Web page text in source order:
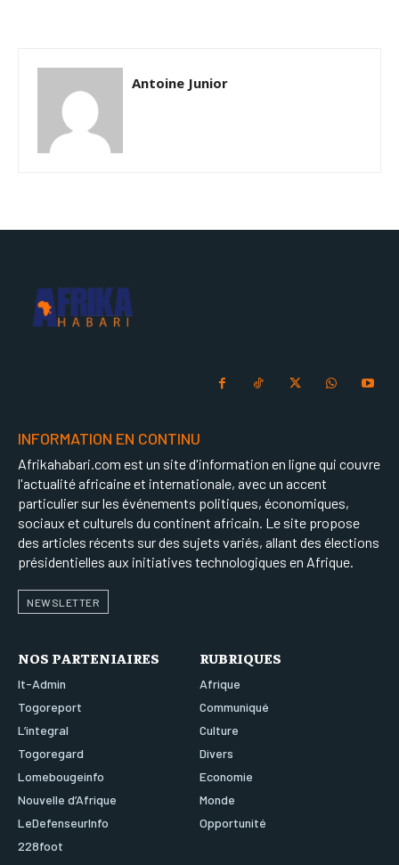
Antoine Junior
INFORMATION EN CONTINU
Afrikahabari.com est un site d'information en ligne qui couvre
l'actualité africaine et internationale, avec un accent
particulier sur les événements politiques, économiques,
sociaux et culturels du continent africain. Le site propose
des articles récents sur des sujets variés, allant des élections
présidentielles aux initiatives technologiques en Afrique.
NEWSLETTER
NOS PARTENIAIRES
It-Admin
Togoreport
L’integral
Togoregard
Lomebougeinfo
Nouvelle d’Afrique
LeDefenseurInfo
228foot
RUBRIQUES
Afrique
Communiqué
Culture
Divers
Economie
Monde
Opportunité